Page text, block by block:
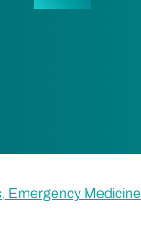
Emergency Medicine